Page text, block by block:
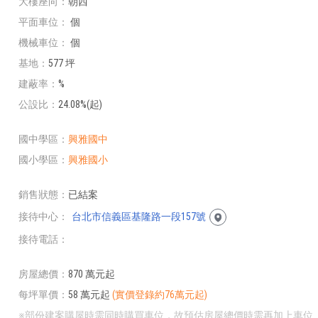
平面車位
個
機械車位
個
基地
577 坪
建蔽率
%
公設比
24.08%(起)
國中學區
興雅國中
國小學區
興雅國小
銷售狀態
已結案
接待中心
台北市信義區基隆路一段157號
接待電話
房屋總價
870 萬元起
每坪單價
58 萬元起(實價登錄約76萬元起)
※部份建案購屋時需同時購買車位，故預估房屋總價時需再加上車位